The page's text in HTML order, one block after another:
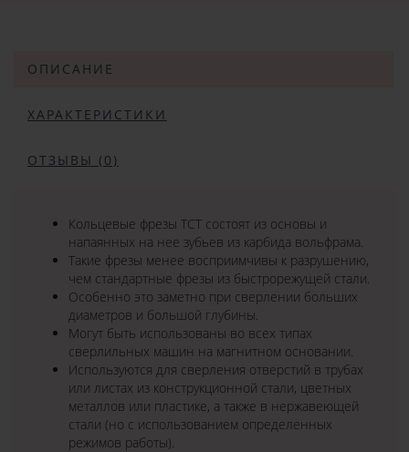
ОПИСАНИЕ
ХАРАКТЕРИСТИКИ
ОТЗЫВЫ (0)
Кольцевые фрезы TCT состоят из основы и
напаянных на нее зубьев из карбида вольфрама.
Такие фрезы менее восприимчивы к разрушению,
чем стандартные фрезы из быстрорежущей стали.
Особенно это заметно при сверлении больших
диаметров и большой глубины.
Могут быть использованы во всех типах
сверлильных машин на магнитном основании.
Используются для сверления отверстий в трубах
или листах из конструкционной стали, цветных
металлов или пластике, а также в нержавеющей
стали (но с использованием определенных
режимов работы).